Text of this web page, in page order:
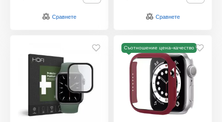
Сравнете Сравнете
Съотношение цена–качество